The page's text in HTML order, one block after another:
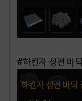
#하킨자 성전 바